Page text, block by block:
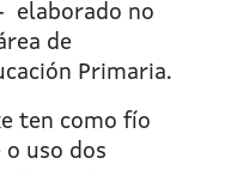
elaborado no
de
Primaria.
ten como fío
uso dos